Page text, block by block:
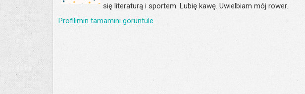
się literaturą i sportem. Lubię kawę. Uwielbiam mój rower.
Profilimin tamamını görüntüle